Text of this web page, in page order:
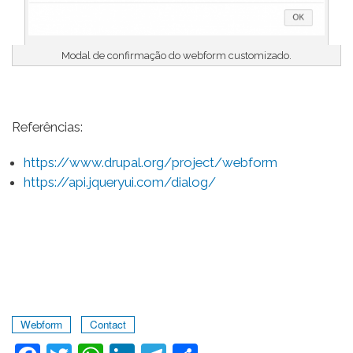
Modal de confirmação do webform customizado.
Referências:
https://www.drupal.org/project/webform
https://api.jqueryui.com/dialog/
Webform Contact